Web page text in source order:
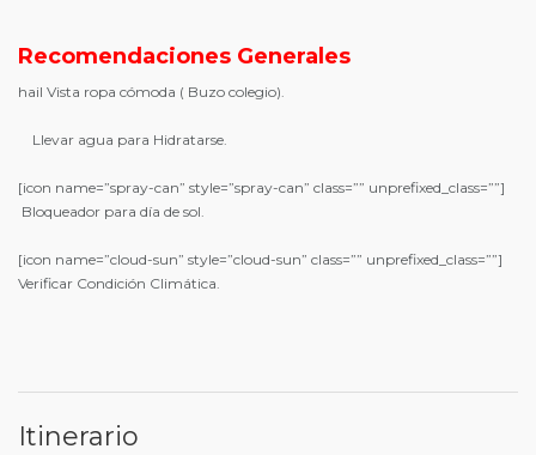
Recomendaciones Generales
hail Vista ropa cómoda ( Buzo colegio).
Llevar agua para Hidratarse.
[icon name=”spray-can” style=”spray-can” class=”” unprefixed_class=””]
Bloqueador para día de sol.
[icon name=”cloud-sun” style=”cloud-sun” class=”” unprefixed_class=””]
Verificar Condición Climática.
Itinerario